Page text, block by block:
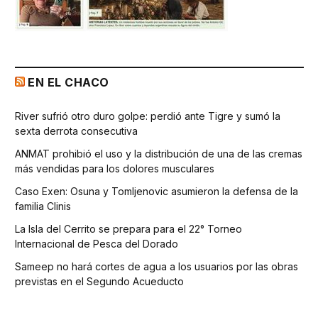
EN EL CHACO
River sufrió otro duro golpe: perdió ante Tigre y sumó la
sexta derrota consecutiva
ANMAT prohibió el uso y la distribución de una de las cremas
más vendidas para los dolores musculares
Caso Exen: Osuna y Tomljenovic asumieron la defensa de la
familia Clinis
La Isla del Cerrito se prepara para el 22° Torneo
Internacional de Pesca del Dorado
Sameep no hará cortes de agua a los usuarios por las obras
previstas en el Segundo Acueducto